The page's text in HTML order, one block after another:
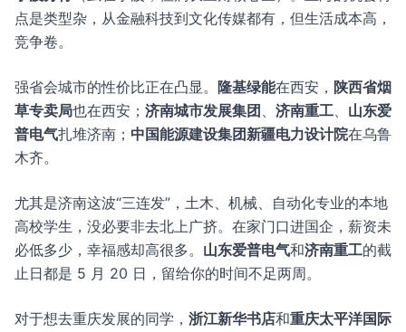
点是类型杂，从金融科技到文化传媒都有，但生活成本高，
竞争卷。
强省会城市的性价比正在凸显。 隆基绿能在西安， 陕西省烟
草专卖局也在西安； 济南城市发展集团 、 济南重工、 山东爱
普电气扎堆济南； 中国能源建设集团新疆电力设计院在乌鲁
木齐。
尤其是济南这波“三连发”，土木、机械、自动化专业的本地
高校学生，没必要非去北上广挤。在家门口进国企，薪资未
必低多少，幸福感却高很多。 山东爱普电气和济南重工的截
止日都是 5 月 20 日，留给你的时间不足两周。
对于想去重庆发展的同学， 浙江新华书店和重庆太平洋国际